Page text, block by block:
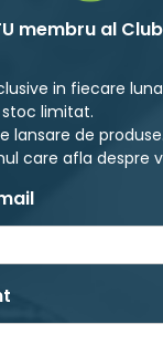
membru al
in fiecare
limitat.
lansare de produse.
care afla despre